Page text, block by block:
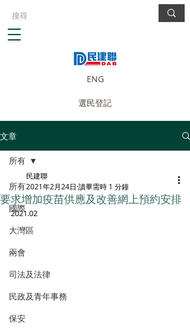
ENG
選民登記
文章
所有
國際
大灣區
兩會
司法及法律
民政及青年事務
保安
所有
要求增加疫苗供應及改善網上預約安排
民建聯
2021年2月24日 讀畢需時 1 分鐘
2021.02